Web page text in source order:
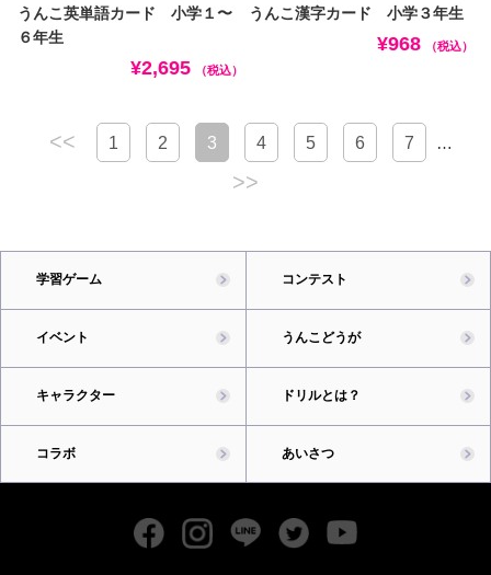
うんこ英単語カード 小学１〜
６年生
¥2,695 （税込）
うんこ漢字カード 小学３年生
¥968 （税込）
<< 1 2 3 4 5 6 7 …
>>
学習ゲーム コンテスト
イベント うんこどうが
キャラクター ドリルとは？
コラボ あいさつ